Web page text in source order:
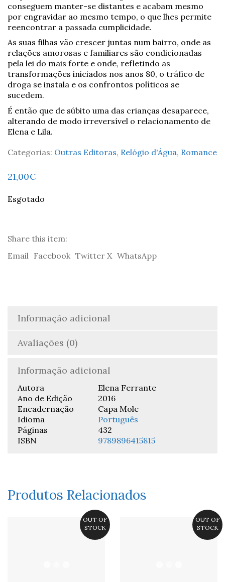
conseguem manter-se distantes e acabam mesmo
por engravidar ao mesmo tempo, o que lhes permite
reencontrar a passada cumplicidade.
As suas filhas vão crescer juntas num bairro, onde as
relações amorosas e familiares são condicionadas
pela lei do mais forte e onde, refletindo as
transformações iniciados nos anos 80, o tráfico de
droga se instala e os confrontos políticos se
sucedem.
É então que de súbito uma das crianças desaparece,
alterando de modo irreversível o relacionamento de
Elena e Lila.
Categorias: Outras Editoras, Relógio d'Água, Romance
21,00€
Esgotado
Share this item:
Email Facebook Twitter X WhatsApp
Informação adicional
Avaliações (0)
Informação adicional
Autora
Elena Ferrante
Ano de Edição
2016
Encadernação
Capa Mole
Idioma
Português
Páginas
432
ISBN
9789896415815
Produtos Relacionados
OUT OF
STOCK
OUT OF
STOCK